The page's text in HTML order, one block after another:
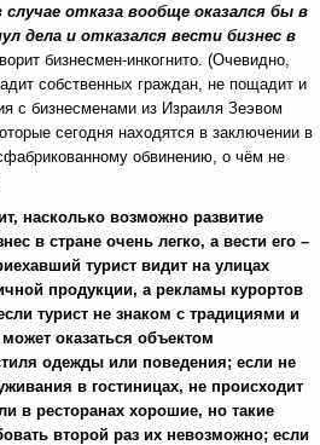
отказа вообще оказался бы в
дела и отказался вести бизнес в
бизнесмен-инкогнито. (Очевидно,
собственных граждан, не пощадит и
с бизнесменами из Израиля Зеэвом
сегодня находятся в заключении в
обвинению, о чём не
насколько возможно развитие
в стране очень легко, а вести его –
турист видит на улицах
продукции, а рекламы курортов
турист не знаком с традициями и
оказаться объектом
одежды или поведения; если не
в гостиницах, не происходит
в ресторанах хорошие, но такие
второй раз их невозможно; если